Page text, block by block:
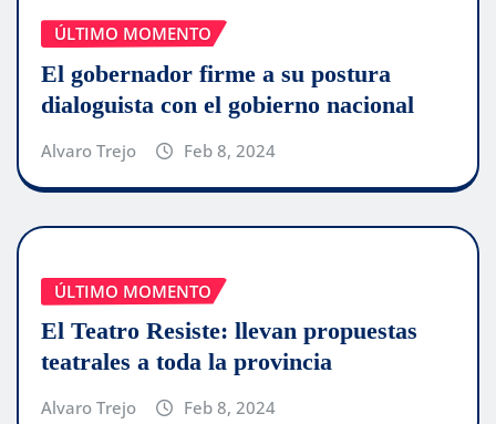
ÚLTIMO MOMENTO
El gobernador firme a su postura
dialoguista con el gobierno nacional
Alvaro Trejo Feb 8, 2024
ÚLTIMO MOMENTO
El Teatro Resiste: llevan propuestas
teatrales a toda la provincia
Alvaro Trejo Feb 8, 2024